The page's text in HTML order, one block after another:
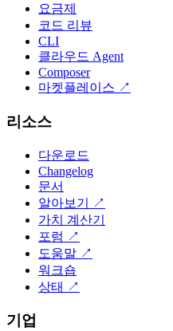
요금제
코드 리뷰
CLI
클라우드 Agent
Composer
마켓플레이스 ↗
리소스
다운로드
Changelog
문서
알아보기
↗
가치 계산기
포럼 ↗
도움말 ↗
워크숍
상태 ↗
기업